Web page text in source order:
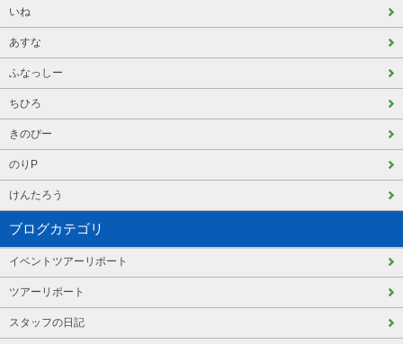
いね
あすな
ふなっしー
ちひろ
きのぴー
のりP
けんたろう
ブログカテゴリ
イベントツアーリポート
ツアーリポート
スタッフの日記